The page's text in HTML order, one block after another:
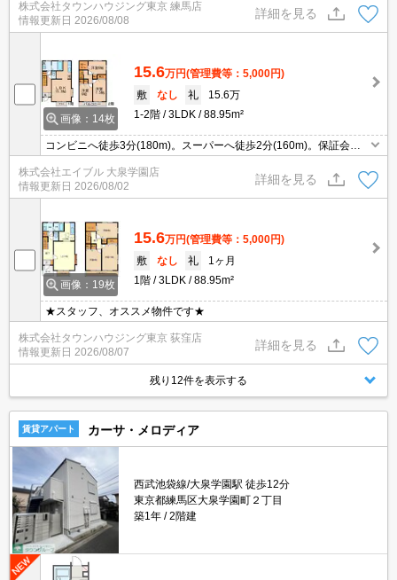
株式会社タウンハウジング東京 練馬店
情報更新日 2026/08/08
詳細を見る
画像：14枚
15.6万円(管理費等：5,000円)
敷
なし 礼
15.6万
1-2階
3LDK 88.95m²
コンビニへ徒歩3分(180m)。スーパーへ徒歩2分(160m)。保証会社
加入要(初回35,000円、月額総支払額の1％+800円/月)。仲介手数料
家賃の0.55ヵ月分。
株式会社エイブル 大泉学園店
情報更新日 2026/08/02
詳細を見る
画像：19枚
15.6万円(管理費等：5,000円)
敷
なし 礼
1ヶ月
1階
3LDK 88.95m²
★スタッフ、オススメ物件です★
株式会社タウンハウジング東京 荻窪店
情報更新日 2026/08/07
詳細を見る
残り12件を表示する
賃貸アパート カーサ・メロディア
西武池袋線/大泉学園駅 徒歩12分
東京都練馬区大泉学園町２丁目
築1年
2階建